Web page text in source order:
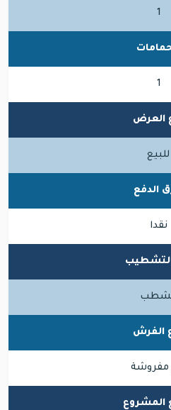
1
1
العرض
للبيع
الدفع
نقدا
الفرش
مفروشة
المشروع